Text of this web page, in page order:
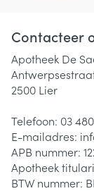
Contacteer
Apotheek De
2500 Lier
Telefoon: 03
E-mailadres:
APB nummer:
Apotheek
BTW nummer: